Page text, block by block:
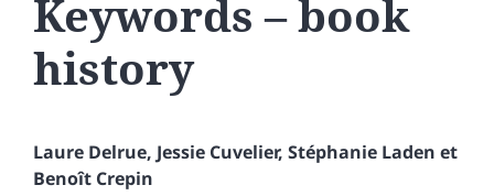
Keywords – book
history
Laure Delrue, Jessie Cuvelier, Stéphanie Laden et
Benoît Crepin